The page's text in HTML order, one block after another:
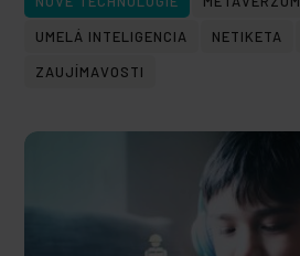
UMELÁ INTELIGENCIA
NETIKETA
ZAUJÍMAVOSTI